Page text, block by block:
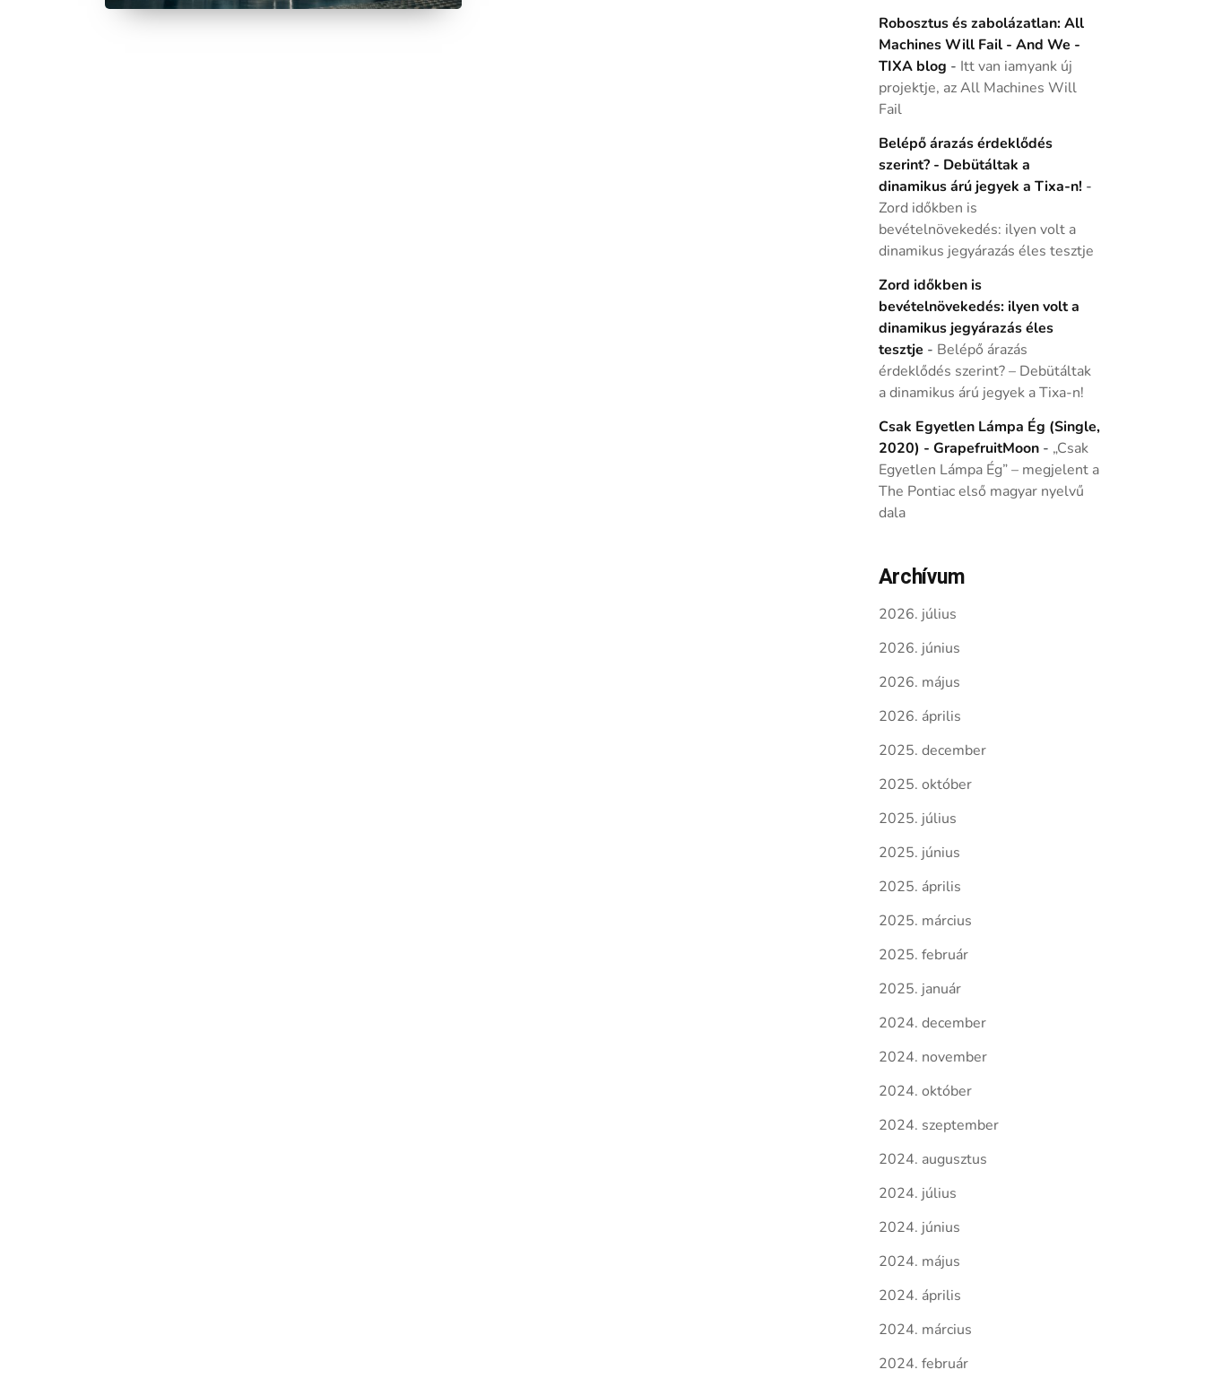
Robosztus és zabolázatlan: All
Machines Will Fail - And We -
TIXA blog - Itt van iamyank új
projektje, az All Machines Will
Fail
Belépő árazás érdeklődés
szerint? - Debütáltak a
dinamikus árú jegyek a Tixa-n! -
Zord időkben is
bevételnövekedés: ilyen volt a
dinamikus jegyárazás éles tesztje
Zord időkben is
bevételnövekedés: ilyen volt a
dinamikus jegyárazás éles
tesztje - Belépő árazás
érdeklődés szerint? – Debütáltak
a dinamikus árú jegyek a Tixa-n!
Csak Egyetlen Lámpa Ég (Single,
2020) - GrapefruitMoon- „Csak
Egyetlen Lámpa Ég” – megjelent a
The Pontiac első magyar nyelvű
dala
Archívum
2026. július
2026. június
2026. május
2026. április
2025. december
2025. október
2025. július
2025. június
2025. április
2025. március
2025. február
2025. január
2024. december
2024. november
2024. október
2024. szeptember
2024. augusztus
2024. július
2024. június
2024. május
2024. április
2024. március
2024. február